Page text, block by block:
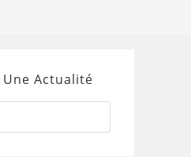
Actualité
Press
to